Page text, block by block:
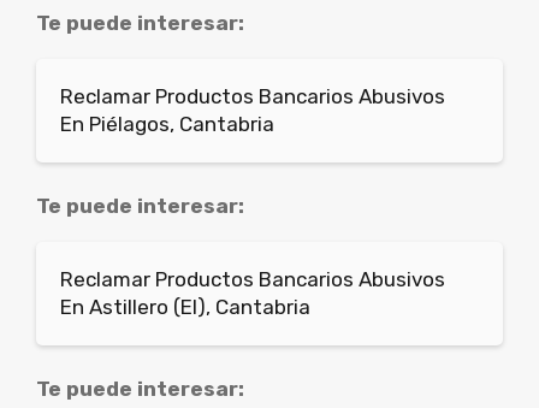
Te puede interesar:
Reclamar Productos Bancarios Abusivos
En Piélagos, Cantabria
Te puede interesar:
Reclamar Productos Bancarios Abusivos
En Astillero (El), Cantabria
Te puede interesar: